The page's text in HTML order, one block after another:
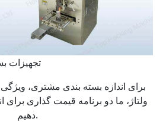
تجهیزات
برای اندازه بسته بندی مشتری،
ولتاژ، ما دو برنامه قیمت گذاری برای
دهیم.